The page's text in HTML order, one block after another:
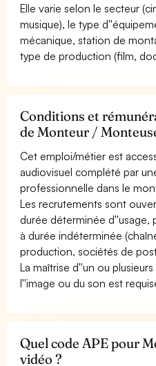
Elle varie selon le secteur
musique), le type
mécanique, station de
type de production (film,
Conditions et
de Monteur /
Cet emploi/métier est
audiovisuel complété par
professionnelle dans le
Les recrutements sont
durée déterminée d''usage,
à durée indéterminée
production, sociétés de
La maîtrise d''un ou
l''image ou du son est
Quel code APE pour
vidéo ?